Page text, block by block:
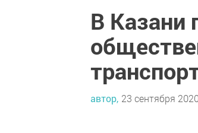
В Казани
автор, 23 сентября